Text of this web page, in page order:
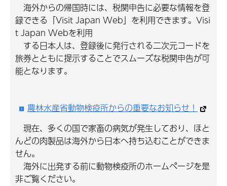
海外からの帰国時には、税関申告に必要な情報を登
録できる「Visit Japan Web」を利用できます。Visi
t Japan Webを利用
する日本人は、登録後に発行される二次元コードを
旅券とともに提示することでスムーズな税関申告が可
能となります。
農林水産省動物検疫所からの重要なお知らせ！
現在、多くの国で家畜の病気が発生しており、ほと
んどの肉製品は海外から日本へ持ち込むことができま
せん。
海外に出発する前に動物検疫所のホームページを是
非ご覧ください。